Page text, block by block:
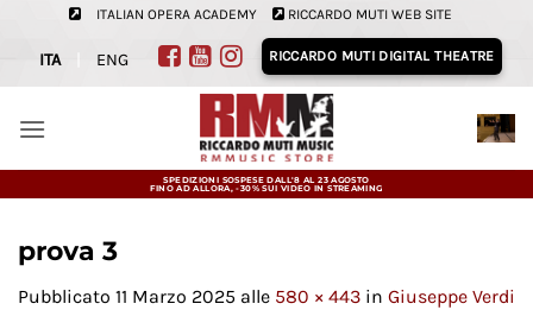
contenuti
ITALIAN OPERA ACADEMY RICCARDO MUTI WEB SITE
ITA ENG RICCARDO MUTI DIGITAL THEATRE
SPEDIZIONI SOSPESE DALL'8 AL 23 AGOSTO
FINO AD ALLORA, -30% SUI VIDEO IN STREAMING
prova 3
Pubblicato 11 Marzo 2025 alle 580 × 443 in Giuseppe Verdi